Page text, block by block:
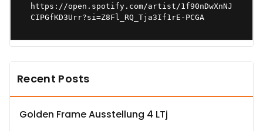
https://open.spotify.com/artist/1f90nDwXnNJ
CIPGfKD3Urr?si=Z8Fl_RQ_Tja3If1rE-PCGA
Recent Posts
Golden Frame Ausstellung 4 LTj